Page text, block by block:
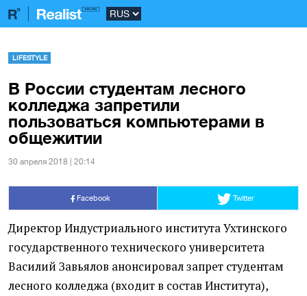
LIFESTYLE
В России студентам лесного
колледжа запретили
пользоваться компьютерами в
общежитии
30 апреля 2018 | 20:14
Facebook Twitter
Директор Индустриального института Ухтинского
государственного технического университета
Василий Завьялов анонсировал запрет студентам
лесного колледжа (входит в состав Института),